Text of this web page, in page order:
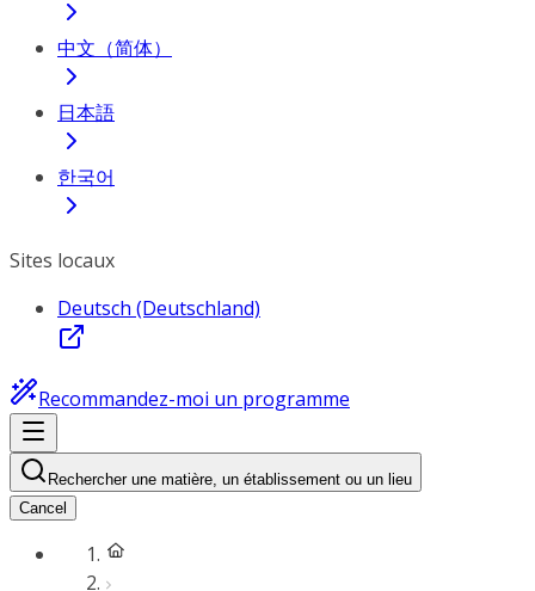
中文（简体）
日本語
한국어
Sites locaux
Deutsch (Deutschland)
Recommandez-moi un programme
Rechercher une matière, un établissement ou un lieu
Cancel